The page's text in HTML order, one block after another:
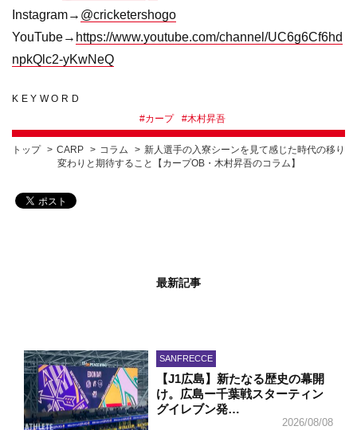
Instagram→ @cricketershogo
YouTube→ https://www.youtube.com/channel/UC6g6Cf6hd
npkQlc2-yKwNeQ
KEYWORD
#カープ #木村昇吾
トップ CARP コラム
新人選手の入寮シーンを見て感じた時代の移り
変わりと期待すること【カープOB・木村昇吾のコラム】
最新記事
SANFRECCE
【J1広島】新たなる歴史の幕開
け。広島ー千葉戦スターティン
グイレブン発…
2026/08/08